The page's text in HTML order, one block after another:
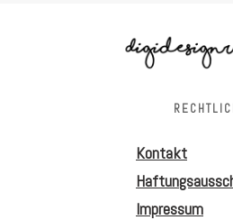
Kontakt
Impressum